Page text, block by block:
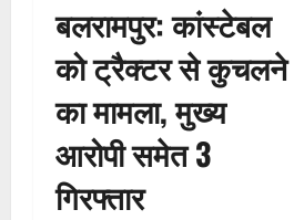
बलरामपुर: कांस्टेबल
को ट्रैक्टर से कुचलने
का मामला, मुख्य
आरोपी समेत 3
गिरफ्तार